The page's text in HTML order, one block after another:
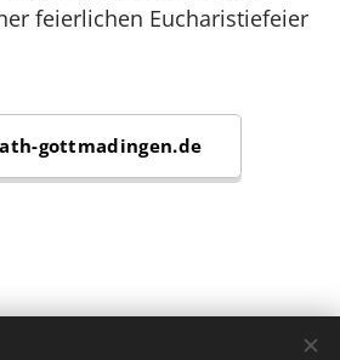
feierlichen Eucharistiefeier
gottmadingen.de